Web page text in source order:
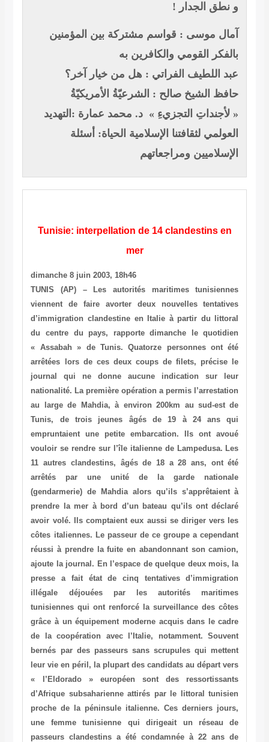
و نطق الجدار !
آمال موسى : قواسم مشتركة بين المؤمنين
بالفكر القومي والكافرين به
عبد اللطيف الفراتي : هل من خيار آخر؟
حافظ الشيخ صالح : الشرعيّةُ الأمريكيّةُ
« لأجنداتِ التجزيءِ » د. محمد عمارة :التهديد
العولمي لثقافتنا الإسلامية الحياة: أسئلة
الإسلاميين ومراجعاتهم
Tunisie: interpellation de 14 clandestins en
mer
dimanche 8 juin 2003, 18h46
TUNIS (AP) – Les autorités maritimes tunisiennes
viennent de faire avorter deux nouvelles tentatives
d’immigration clandestine en Italie à partir du littoral
du centre du pays, rapporte dimanche le quotidien
« Assabah » de Tunis. Quatorze personnes ont été
arrêtées lors de ces deux coups de filets, précise le
journal qui ne donne aucune indication sur leur
nationalité. La première opération a permis l’arrestation
au large de Mahdia, à environ 200km au sud-est de
Tunis, de trois jeunes âgés de 19 à 24 ans qui
empruntaient une petite embarcation. Ils ont avoué
vouloir se rendre sur l’île italienne de Lampedusa. Les
11 autres clandestins, âgés de 18 a 28 ans, ont été
arrêtés par une unité de la garde nationale
(gendarmerie) de Mahdia alors qu’ils s’apprêtaient à
prendre la mer à bord d’un bateau qu’ils ont déclaré
avoir volé. Ils comptaient eux aussi se diriger vers les
côtes italiennes. Le passeur de ce groupe a cependant
réussi à prendre la fuite en abandonnant son camion,
ajoute la journal. En l’espace de quelque deux mois, la
presse a fait état de cinq tentatives d’immigration
illégale déjouées par les autorités maritimes
tunisiennes qui ont renforcé la surveillance des côtes
grâce à un équipement moderne acquis dans le cadre
de la coopération avec l’Italie, notamment. Souvent
bernés par des passeurs sans scrupules qui mettent
leur vie en péril, la plupart des candidats au départ vers
« l’Eldorado » européen sont des ressortissants
d’Afrique subsaharienne attirés par le littoral tunisien
proche de la péninsule italienne. Ces derniers jours,
une femme tunisienne qui dirigeait un réseau de
passeurs clandestins a été condamnée à 22 ans de